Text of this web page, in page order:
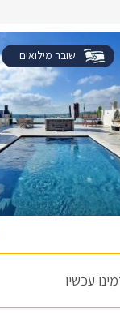
עכשיו
שובר מילואים